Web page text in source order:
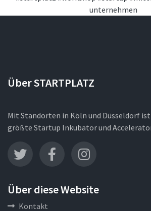
unternehmen
Über STARTPLATZ
Mit Standorten in Köln und Düsseldorf ist
größte Startup Inkubator und
Über diese Website
Kontakt